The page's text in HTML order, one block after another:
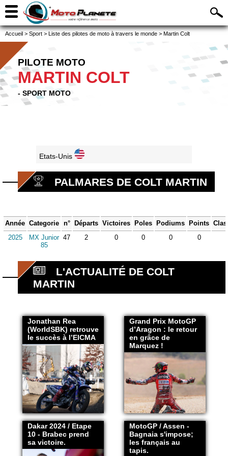
Accueil > Sport > Liste des pilotes de moto à travers le monde > Martin Colt
PILOTE MOTO
MARTIN COLT
- SPORT MOTO
Etats-Unis
PALMARES DE COLT MARTIN
Année Categorie n° Départs Victoires Poles Podiums Points
2025
MX Junior
85
47 2 0 0 0 0
L'ACTUALITÉ DE COLT
MARTIN
Jonathan Rea
(WorldSBK) retrouve
le succès à l’EICMA
Grand Prix MotoGP
d’Aragon : le retour
en grâce de
Marquez !
Dakar 2024 / Etape
10 - Brabec prend
sa victoire.
MotoGP / Assen -
Bagnaia s'impose;
les français au
tapis.